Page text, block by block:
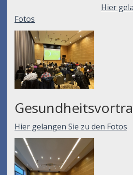
Hier
Fotos
Hier gelangen Sie zu den Fotos